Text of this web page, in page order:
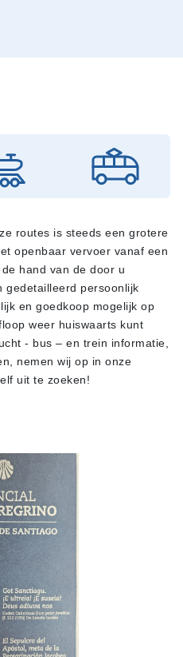
routes is steeds een grotere
openbaar vervoer vanaf een
hand van de door u
gedetailleerd persoonlijk
en goedkoop mogelijk op
weer huiswaarts kunt
- bus – en trein informatie,
nemen wij op in onze
uit te zoeken!